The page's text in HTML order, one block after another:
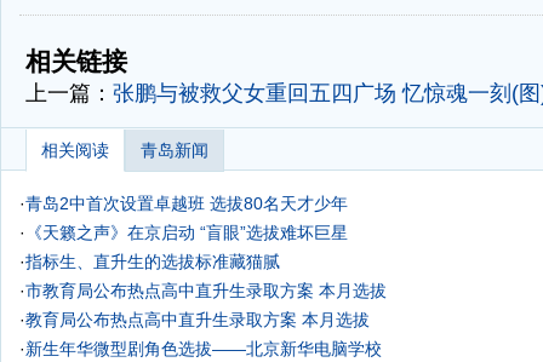
-
相关链接
上一篇： 张鹏与被救父女重回五四广场 忆惊魂一刻(
相关阅读 青岛新闻
·青岛2中首次设置卓越班 选拔80名天才少年
·
《天籁之声》在京启动 “盲眼”选拔难坏巨星
·指标生、直升生的选拔标准藏猫腻
·市教育局公布热点高中直升生录取方案 本月选拔
·教育局公布热点高中直升生录取方案 本月选拔
·新生年华微型剧角色选拔——北京新华电脑学校